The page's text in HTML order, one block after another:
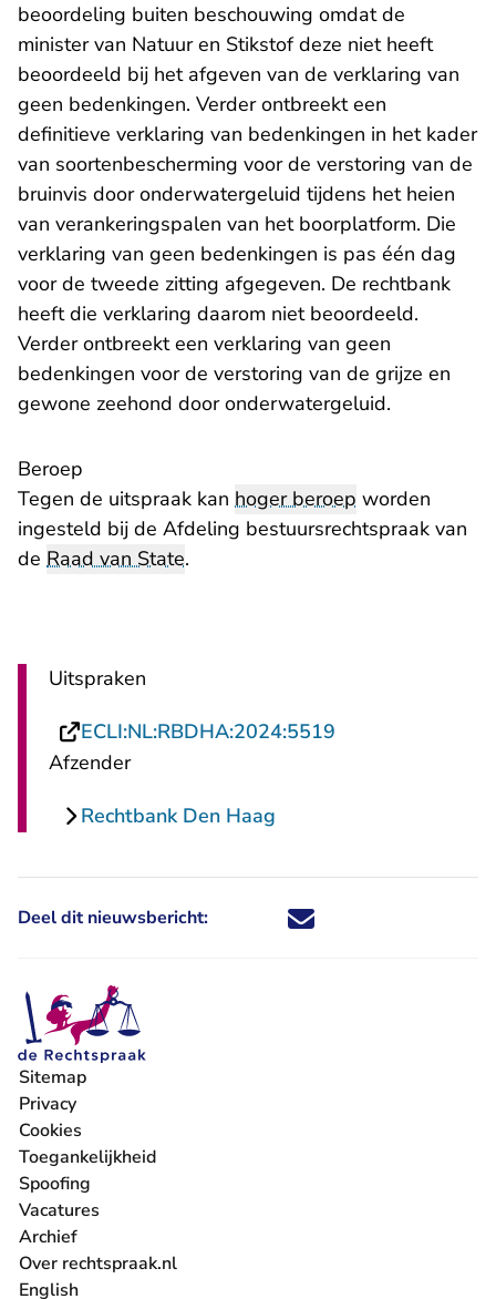
beoordeling buiten beschouwing omdat de
minister van Natuur en Stikstof deze niet heeft
beoordeeld bij het afgeven van de verklaring van
geen bedenkingen. Verder ontbreekt een
definitieve verklaring van bedenkingen in het kader
van soortenbescherming voor de verstoring van de
bruinvis door onderwatergeluid tijdens het heien
van verankeringspalen van het boorplatform. Die
verklaring van geen bedenkingen is pas één dag
voor de tweede zitting afgegeven. De rechtbank
heeft die verklaring daarom niet beoordeeld.
Verder ontbreekt een verklaring van geen
bedenkingen voor de verstoring van de grijze en
gewone zeehond door onderwatergeluid.
Beroep
Tegen de uitspraak kan hoger beroep worden
ingesteld bij de Afdeling bestuursrechtspraak van
de Raad van State.
Uitspraken
ECLI:NL:RBDHA:2024:5519
Afzender
Rechtbank Den Haag
Deel dit nieuwsbericht: Deel dit nieuwsbericht via X -
Deel dit nieuwsbericht via
Deel dit nieuwsbericht
Deel dit
Sitemap
Privacy
Cookies
Toegankelijkheid
Spoofing
Vacatures
- U verlaat Rechtspraak.nl
Archief
Over rechtspraak.nl
English